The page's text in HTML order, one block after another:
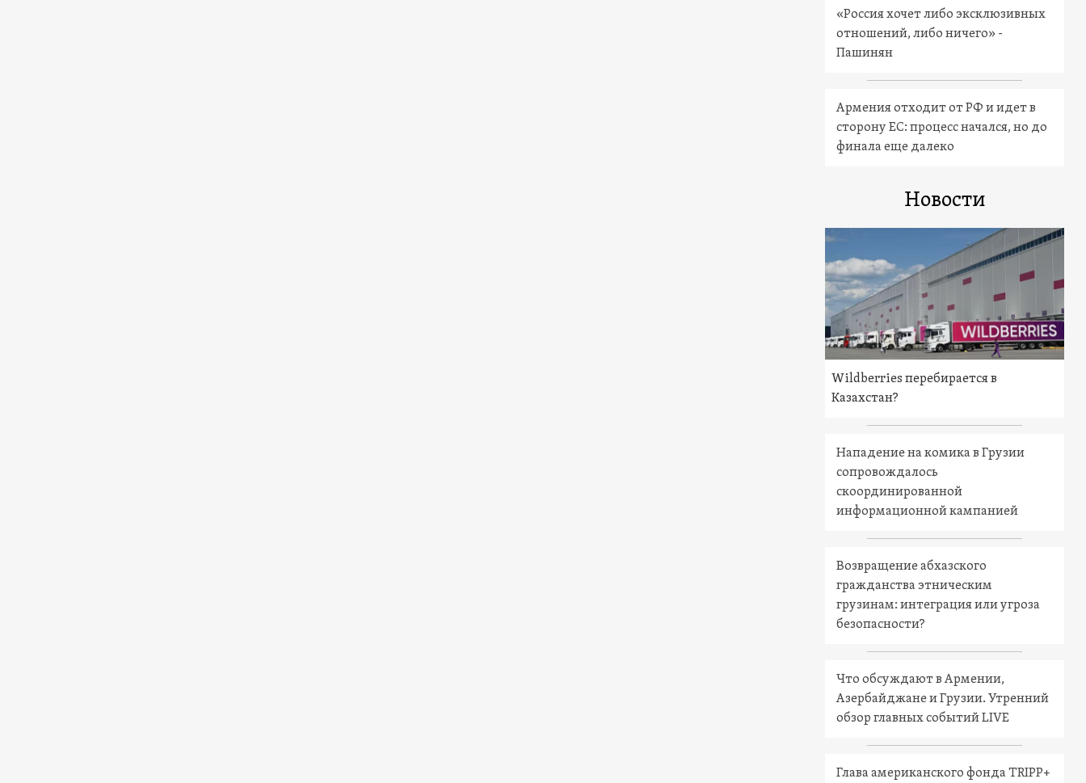
«Россия хочет либо эксклюзивных
отношений, либо ничего» -
Пашинян
Армения отходит от РФ и идет в
сторону ЕС: процесс начался, но до
финала еще далеко
Новости
Wildberries перебирается в
Казахстан?
Нападение на комика в Грузии
сопровождалось
скоординированной
информационной кампанией
Возвращение абхазского
гражданства этническим
грузинам: интеграция или угроза
безопасности?
Что обсуждают в Армении,
Азербайджане и Грузии. Утренний
обзор главных событий LIVE
Глава американского фонда TRIPP+